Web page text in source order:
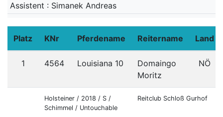
Assistent : Simanek Andreas
Platz KNr Pferdename Reitername Land
1 4564 Louisiana 10
Domaingo
Moritz
NÖ
Holsteiner / 2018 / S /
Schimmel / Untouchable
Reitclub Schloß Gurhof